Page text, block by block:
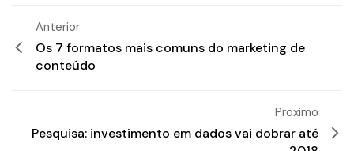
Anterior
Os 7 formatos mais comuns do marketing de
conteúdo
Proximo
Pesquisa: investimento em dados vai dobrar até